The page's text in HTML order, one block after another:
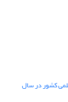
کشور در سال